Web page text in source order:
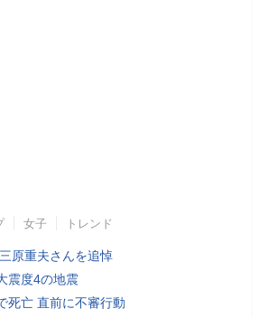
女子 トレンド
原重夫さんを追悼
震度4の地震
死亡 直前に不審行動